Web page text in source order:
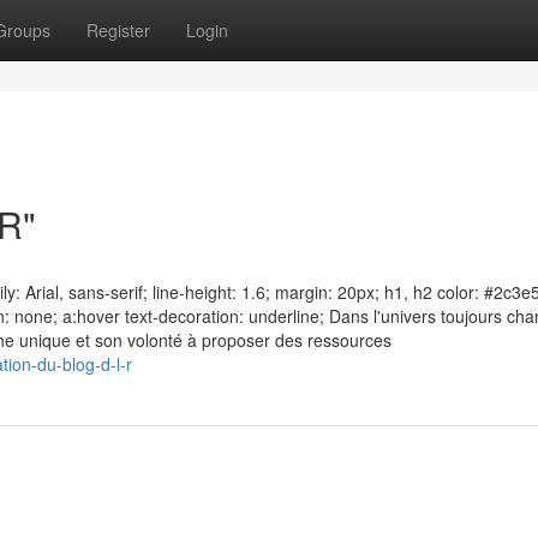
Register Login
Arial, sans-serif; line-height: 1.6; margin: 20px; h1, h2 color:
a:hover text-decoration: underline; Dans l'univers toujours
unique et son volonté à proposer des ressources
du-blog-d-l-r